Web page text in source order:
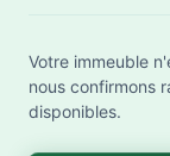
Votre immeuble
nous confirmons
disponibles.